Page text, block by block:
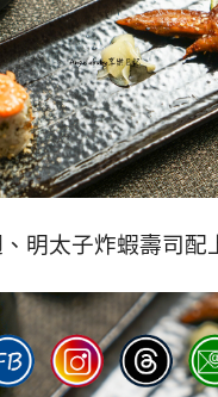
明太子炸蝦壽司配